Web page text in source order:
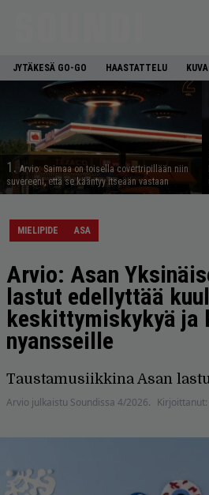
JYTÄKESÄ GO-GO HAASTATTELU
1. Arvio: Saimaa on toisella covertripillään niin
suvereeni, että se kääntyy itseään vastaan
MIELIPIDE ASA
Arvio: Asan
lastut edellyttää
keskitty­miskykyä ja
nyansseille
Taustamusiikkina Asan
Arvio julkaistu Soundissa 4/2026.